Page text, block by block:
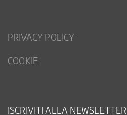
PRIVACY POLICY
COOKIE
ISCRIVITI ALLA NEWSLETTER